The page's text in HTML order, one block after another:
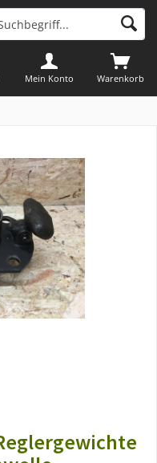
Warenkorb
Mein Konto